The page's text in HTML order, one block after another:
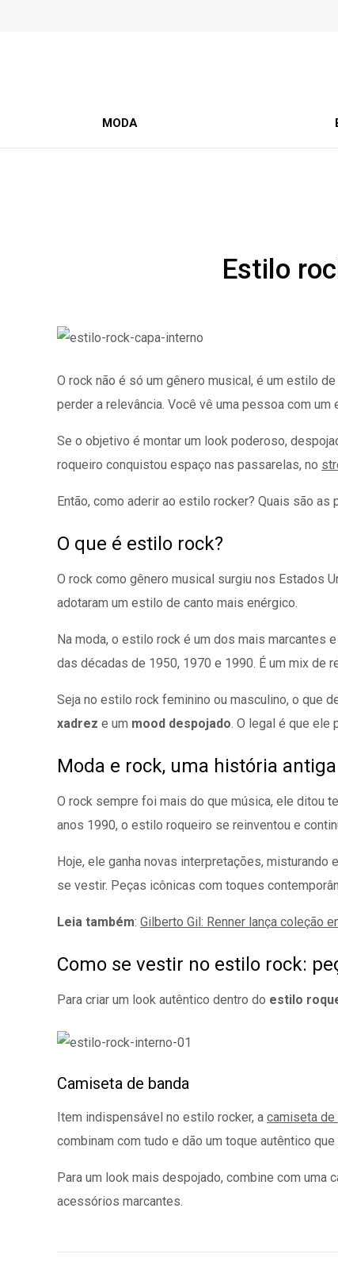
MODA
Estilo
O rock não é só um gênero musical, é um estilo
perder a relevância. Você vê uma pessoa com
Se o objetivo é montar um look poderoso,
roqueiro conquistou espaço nas passarelas, no
Então, como aderir ao estilo rocker? Quais são
O que é estilo rock?
O rock como gênero musical surgiu nos Estados
adotaram um estilo de canto mais enérgico.
Na moda, o estilo rock é um dos mais marcantes
das décadas de 1950, 1970 e 1990. É um mix de
Seja no estilo rock feminino ou masculino, o que
xadrez e um mood despojado. O legal é que ele
Moda e rock, uma história antiga
O rock sempre foi mais do que música, ele ditou
anos 1990, o estilo roqueiro se reinventou e
Hoje, ele ganha novas interpretações,
se vestir. Peças icônicas com toques
Leia também: Gilberto Gil: Renner lança coleção
Como se vestir no estilo rock:
Para criar um look autêntico dentro do estilo
Camiseta de banda
Item indispensável no estilo rocker, a camiseta de
combinam com tudo e dão um toque autêntico que
Para um look mais despojado, combine com uma
acessórios marcantes.